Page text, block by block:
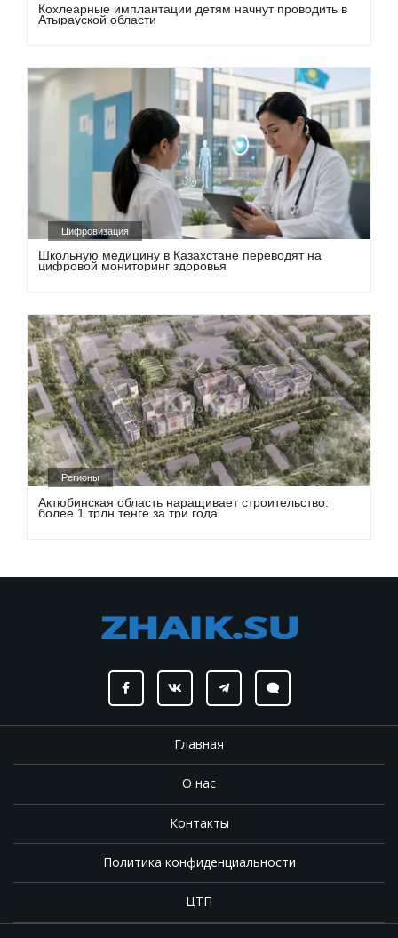
Кохлеарные имплантации детям начнут проводить в
Атырауской области
Цифровизация
Школьную медицину в Казахстане переводят на
цифровой мониторинг здоровья
Регионы
Актюбинская область наращивает строительство:
более 1 трлн тенге за три года
Главная
О нас
Контакты
Политика конфиденциальности
ЦТП